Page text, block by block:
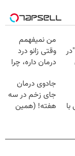
من نمیفهمم
وقتی زانو درد
درمان داره، چرا
تحمل میکنی؟❗
جادوی درمان
جای زخم در سه
هفته! (همین